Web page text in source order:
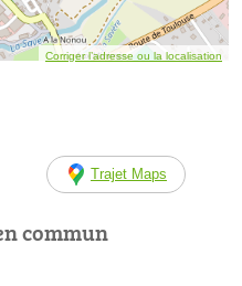
Corriger l’adresse ou la localisation
Trajet Maps
commun